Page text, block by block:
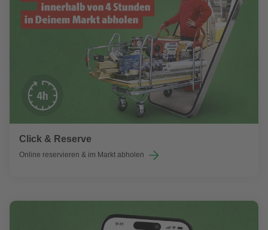
Click & Reserve
Online reservieren & im Markt abholen